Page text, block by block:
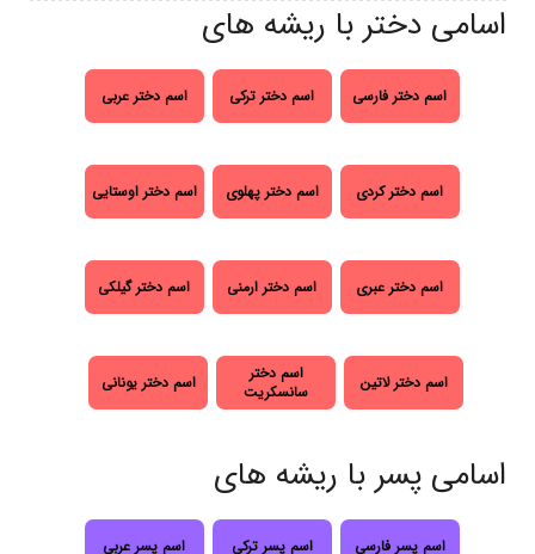
اسامی دختر با ریشه های
اسم دختر فارسی اسم دختر ترکی اسم دختر عربی
اسم دختر کردی اسم دختر پهلوی اسم دختر اوستایی
اسم دختر عبری اسم دختر ارمنی اسم دختر گیلکی
اسم دختر لاتین
اسم دختر
سانسکریت
اسم دختر یونانی
اسامی پسر با ریشه های
اسم پسر فارسی اسم پسر ترکی اسم پسر عربی